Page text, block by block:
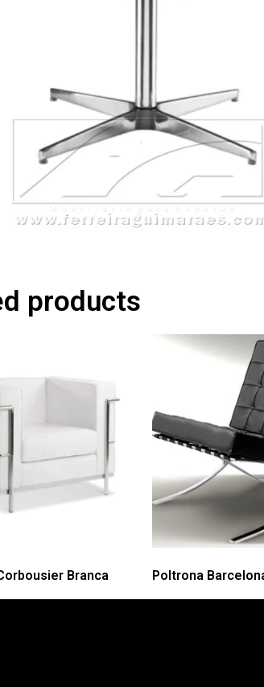
products
Branca Poltrona